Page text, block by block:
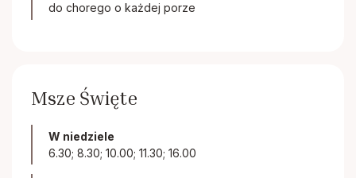
do chorego o każdej porze
Msze Święte
W niedziele
6.30; 8.30; 10.00; 11.30; 16.00